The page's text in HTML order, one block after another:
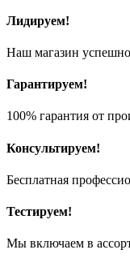
Лидируем!
Наш магазин успешно
Гарантируем!
100% гарантия от
Консультируем!
Бесплатная
Тестируем!
Мы включаем в